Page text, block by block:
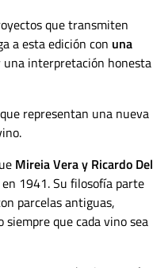
que transmiten
a esta edición con una
interpretación honesta
representan una nueva
Mireia Vera y Ricardo Del
1941. Su filosofía parte
parcelas antiguas,
que cada vino sea